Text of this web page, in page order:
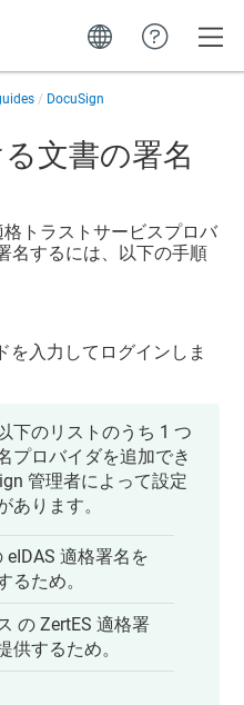
DocuSign
文書の署名
格トラストサービスプロバ
名するには、以下の手順
を入力してログインしま
下のリストのうち 1 つ
プロバイダを追加でき
管理者によって設定
あります。
eIDAS 適格署名を
るため。
の ZertES 適格署
供するため。